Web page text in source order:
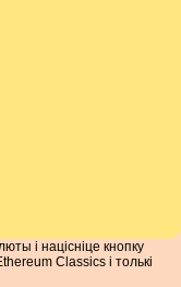
і націсніце кнопку
Classics і толькі